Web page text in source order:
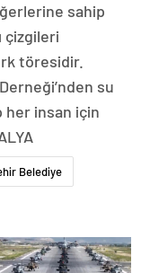
sahip
çizgileri
töresidir.
su
her insan için
Belediye